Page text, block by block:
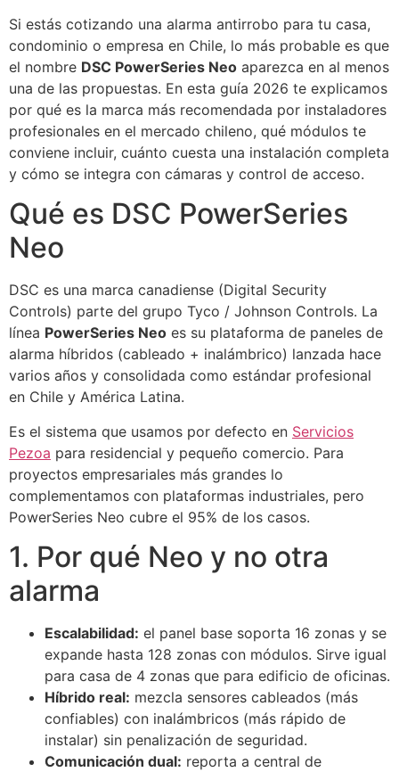
Si estás cotizando una alarma antirrobo para tu casa,
condominio o empresa en Chile, lo más probable es que
el nombre DSC PowerSeries Neo aparezca en al menos
una de las propuestas. En esta guía 2026 te explicamos
por qué es la marca más recomendada por instaladores
profesionales en el mercado chileno, qué módulos te
conviene incluir, cuánto cuesta una instalación completa
y cómo se integra con cámaras y control de acceso.
Qué es DSC PowerSeries
Neo
DSC es una marca canadiense (Digital Security
Controls) parte del grupo Tyco / Johnson Controls. La
línea PowerSeries Neo es su plataforma de paneles de
alarma híbridos (cableado + inalámbrico) lanzada hace
varios años y consolidada como estándar profesional
en Chile y América Latina.
Es el sistema que usamos por defecto en Servicios
Pezoa para residencial y pequeño comercio. Para
proyectos empresariales más grandes lo
complementamos con plataformas industriales, pero
PowerSeries Neo cubre el 95% de los casos.
1. Por qué Neo y no otra
alarma
Escalabilidad: el panel base soporta 16 zonas y se
expande hasta 128 zonas con módulos. Sirve igual
para casa de 4 zonas que para edificio de oficinas.
Híbrido real: mezcla sensores cableados (más
confiables) con inalámbricos (más rápido de
instalar) sin penalización de seguridad.
Comunicación dual: reporta a central de